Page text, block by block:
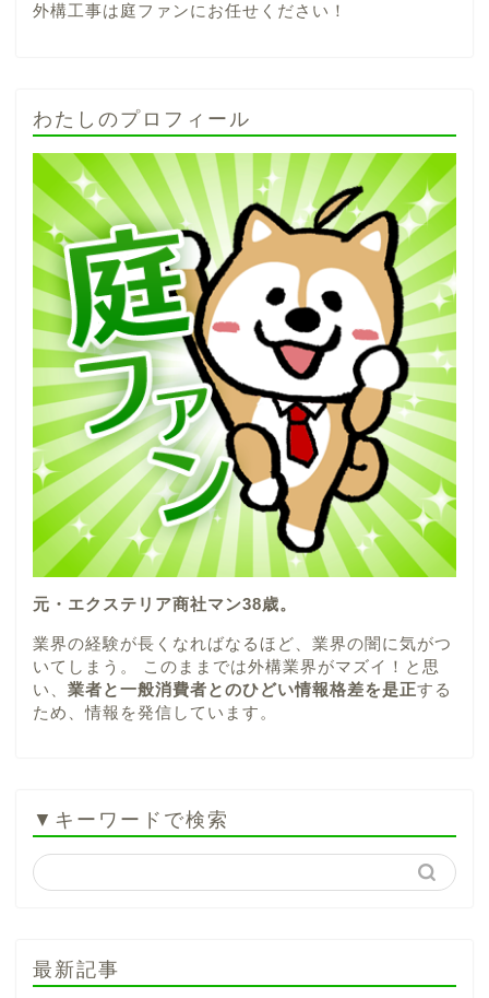
外構工事は庭ファンにお任せください！
わたしのプロフィール
元・エクステリア商社マン38歳。
業界の経験が長くなればなるほど、業界の闇に気がつ
いてしまう。 このままでは外構業界がマズイ！と思
い、 業者と一般消費者とのひどい情報格差を是正する
ため、情報を発信しています。
▼キーワードで検索
最新記事